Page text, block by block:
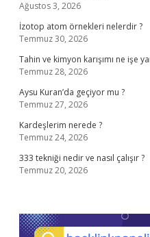
Ağustos 3, 2026
İzotop atom örnekleri nelerdir ?
Temmuz 30, 2026
Tahin ve kimyon karışımı ne işe
Temmuz 28, 2026
Aysu Kuran’da geçiyor mu ?
Temmuz 27, 2026
Kardeşlerim nerede ?
Temmuz 24, 2026
333 tekniği nedir ve nasıl çalışır ?
Temmuz 20, 2026